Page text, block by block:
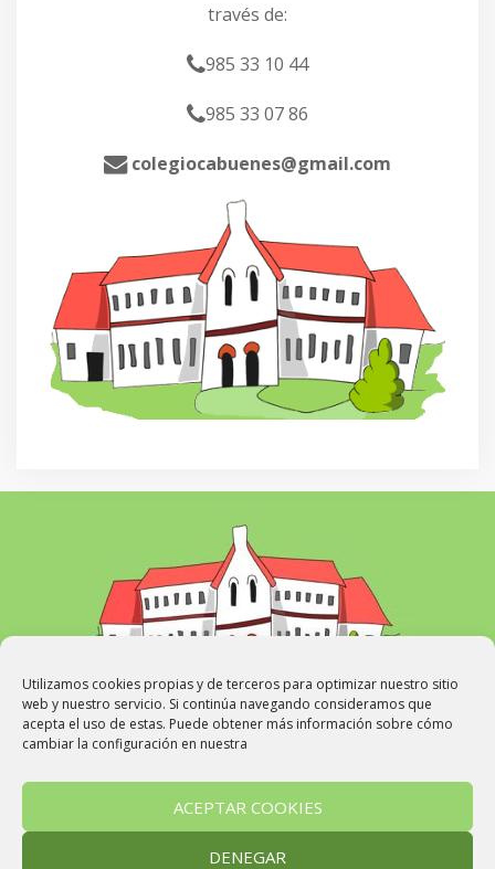
Utilizamos cookies propias y de terceros para optimizar nuestro sitio
web y nuestro servicio. Si continúa navegando consideramos que
acepta el uso de estas. Puede obtener más información sobre cómo
cambiar la configuración en nuestra
ACEPTAR COOKIES
DENEGAR
través de:
985 33 10 44
985 33 07 86
colegiocabuenes@gmail.com
Cabuperiodistas
Política de Privacidad